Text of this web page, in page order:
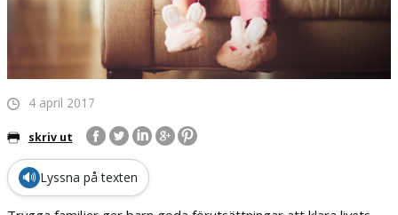
INSÄNDARE & MOTIONER
4 april 2017
skriv ut
🔊 Lyssna på texten